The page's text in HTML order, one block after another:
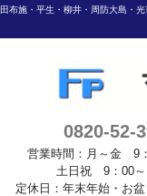
田布施・平生・柳井・周防大島・
0820-52-
営業時間：月～金 9
土日祝 9：00～
定休日：年末年始・お